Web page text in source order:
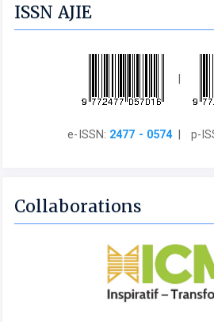
ISSN AJIE
|
e-ISSN: 2477 - 0574| p-
Collaborations